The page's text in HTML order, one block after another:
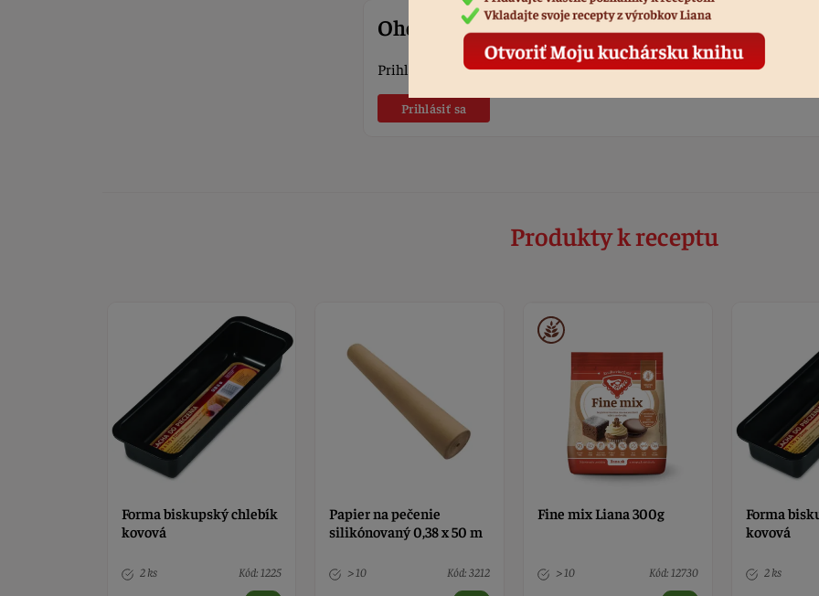
Ohodnotiť recept
Prihláste sa, ak chcete pridať hodnotenie.
Prihlásiť sa
Produkty k receptu
Forma biskupský chlebík
kovová
2 ks Kód: 1225
Papier na pečenie
silikónovaný 0,38 x 50 m
> 10 Kód: 3212
Fine mix Liana 300g
> 10 Kód: 12730
Forma
kovová
2 ks